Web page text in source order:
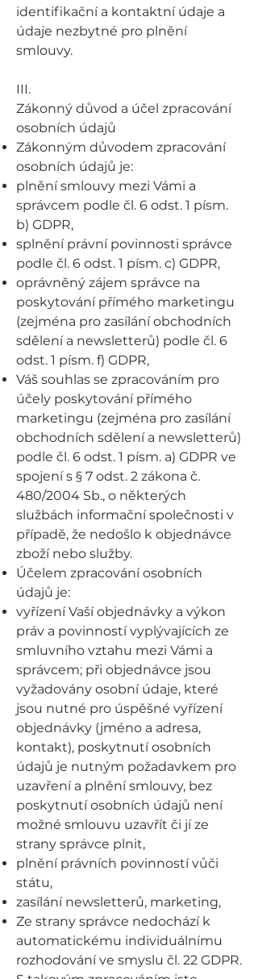
identifikační a kontaktní údaje a
údaje nezbytné pro plnění
smlouvy.
III.
Zákonný důvod a účel zpracování
osobních údajů
Zákonným důvodem zpracování
osobních údajů je:
plnění smlouvy mezi Vámi a
správcem podle čl. 6 odst. 1 písm.
b) GDPR,
splnění právní povinnosti správce
podle čl. 6 odst. 1 písm. c) GDPR,
oprávněný zájem správce na
poskytování přímého marketingu
(zejména pro zasílání obchodních
sdělení a newsletterů) podle čl. 6
odst. 1 písm. f) GDPR,
Váš souhlas se zpracováním pro
účely poskytování přímého
marketingu (zejména pro zasílání
obchodních sdělení a newsletterů)
podle čl. 6 odst. 1 písm. a) GDPR ve
spojení s § 7 odst. 2 zákona č.
480/2004 Sb., o některých
službách informační společnosti v
případě, že nedošlo k objednávce
zboží nebo služby.
Účelem zpracování osobních
údajů je:
vyřízení Vaší objednávky a výkon
práv a povinností vyplývajících ze
smluvního vztahu mezi Vámi a
správcem; při objednávce jsou
vyžadovány osobní údaje, které
jsou nutné pro úspěšné vyřízení
objednávky (jméno a adresa,
kontakt), poskytnutí osobních
údajů je nutným požadavkem pro
uzavření a plnění smlouvy, bez
poskytnutí osobních údajů není
možné smlouvu uzavřít či jí ze
strany správce plnit,
plnění právních povinností vůči
státu,
zasílání newsletterů, marketing,
Ze strany správce nedochází k
automatickému individuálnímu
rozhodování ve smyslu čl. 22 GDPR.